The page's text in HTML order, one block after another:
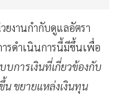
ยงานกำกับดูแลอัตรา
ารดำเนินการนี้มีขึ้นเพื่อ
การเงินที่เกี่ยวข้องกับ
ขยายแหล่งเงินทุน